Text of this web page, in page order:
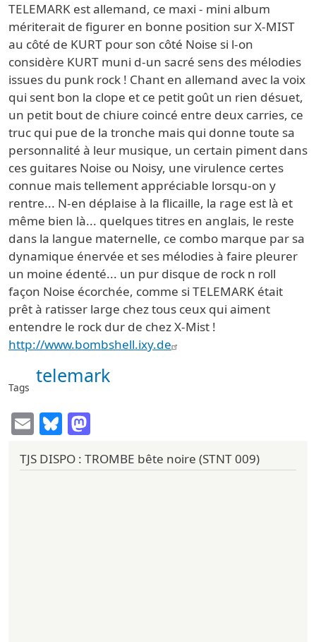
TELEMARK est allemand, ce maxi - mini album
mériterait de figurer en bonne position sur X-MIST
au côté de KURT pour son côté Noise si l-on
considère KURT muni d-un sacré sens des mélodies
issues du punk rock ! Chant en allemand avec la voix
qui sent bon la clope et ce petit goût un rien désuet,
un petit bout de chiure coincé entre deux carries, ce
truc qui pue de la tronche mais qui donne toute sa
personnalité à leur musique, un certain piment dans
ces guitares Noise ou Noisy, une virulence certes
connue mais tellement appréciable lorsqu-on y
rentre... N-en déplaise à la flicaille, la rage est là et
même bien là... quelques titres en anglais, le reste
dans la langue maternelle, ce combo marque par sa
dynamique énervée et ses mélodies à faire pleurer
un moine édenté... un pur disque de rock n roll
façon Noise écorchée, comme si TELEMARK était
prêt à ratisser large chez tous ceux qui aiment
entendre le rock dur de chez X-Mist !
http://www.bombshell.ixy.de
Tags
telemark
EmailBluesky
TJS DISPO : TROMBE bête noire (STNT 009)